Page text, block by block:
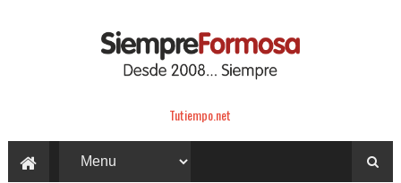
Tutiempo.net